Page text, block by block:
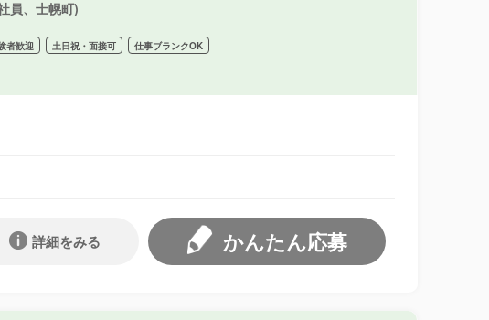
員、士幌町)
者歓迎 土日祝・面接可 仕事ブランクOK
かんたん応募
詳細をみる